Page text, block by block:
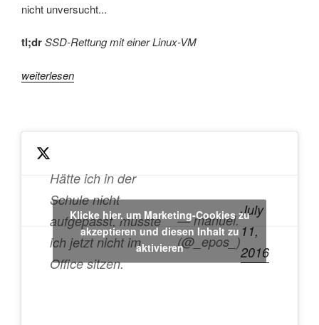
nicht unversucht...
tl;drSSD-Rettung mit einer Linux-VM
„SSD
weiterlesen
Hätte ich in der
Schule nicht
aufgepasst, müsste
ich jetzt nicht im
Office sitzen.
— manuel.
(@_epos_)
July
11,
2016
Klicke hier, um Marketing-Cookies zu
akzeptieren und diesen Inhalt zu
aktivieren